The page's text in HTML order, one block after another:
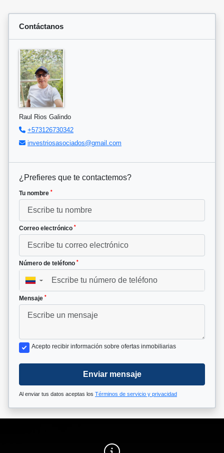
Contáctanos
Raul Rios Galindo
+573126730342
investriosasociados@gmail.com
¿Prefieres que te contactemos?
Tu nombre *
Correo electrónico *
Número de teléfono *
▼
Mensaje *
Acepto recibir información sobre ofertas inmobiliarias
Enviar mensaje
Al enviar tus datos aceptas los Términos de servicio y privacidad